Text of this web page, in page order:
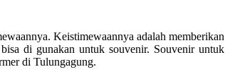
Keistimewaannya adalah memberikan
di gunakan untuk souvenir. Souvenir untuk
di Tulungagung.